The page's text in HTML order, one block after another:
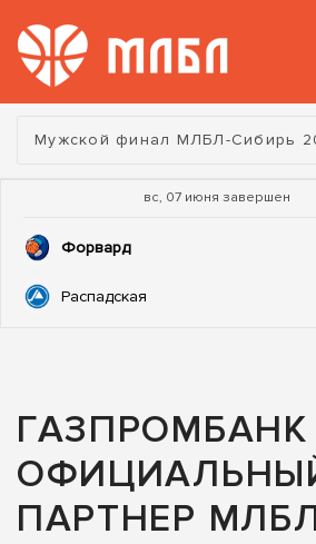
Турнир:
Мужской финал МЛБЛ-Сибирь
вс, 07 июня завершен
Форвард
Распадская
ГАЗПРОМБАНК
ПАРТНЕР